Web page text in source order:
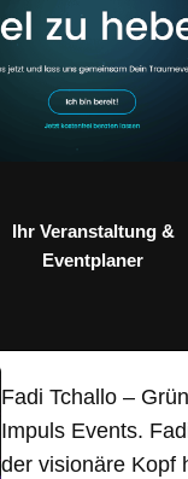
Ihr Veranstaltung &
Eventplaner
Fadi Tchallo –
Impuls Events.
der visionäre Kopf